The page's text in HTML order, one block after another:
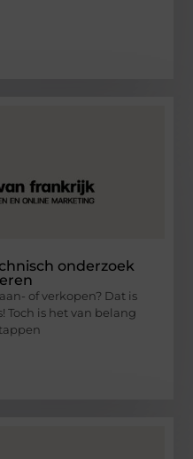
onderzoek
of verkopen? Dat is
Toch is het van belang